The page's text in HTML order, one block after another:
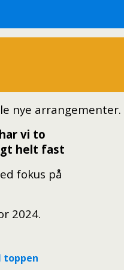
nye arrangementer.
vi to
helt fast
fokus på
2024.
toppen